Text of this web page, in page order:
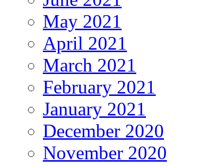
May 2021
April 2021
March 2021
February 2021
January 2021
December 2020
November 2020